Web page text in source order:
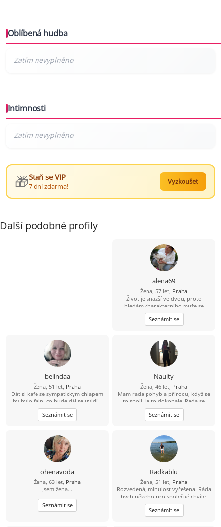
Oblíbená hudba
Intimnosti
🎁Staň se VIP
7 dní zdarma!
Vyzkoušet
Další podobné profily
alena69
Žena, 57 let, Praha
Život je snazší ve dvou, proto
hledám charakterního muže se
smyslem pro humor, s kterým si
můžeme být oporou i v době, kdy
nám nebude do smíchu.
Seznámit se
belindaa
Žena, 51 let, Praha
Dát si kafe se sympatickym chlapem
by bylo fajn, co bude dál,se uvidí...
Seznámit se
Naulty
Žena, 46 let, Praha
Mam rada pohyb a přírodu, když se
to spoji, je to dokonale. Rada se
zabyvam různými druhy cvičení a
zdravým životním stylem, ale
samozrejme rezervy jsou ;-). Osobni
zábavná cesta. Byla bych rada,
kdybys na tom alespon castecne byl
podobne, je přínosem spolu růst :-).
Ale koníčky nemusíme mít stejne, je
fajn se i oddělit, stejný bychom měli
mít takový ten základ lidství…
Seznámit se
ohenavoda
Žena, 63 let, Praha
Jsem žena...
Seznámit se
Radkablu
Žena, 51 let, Praha
Rozvedená, minulost vyřešena. Ráda
bych někoho pro společné chvíle.
Mám ráda upřímnost a rozhodně
vím co chci.
Seznámit se